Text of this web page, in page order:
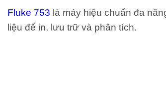
Fluke 753 là máy hiệu chuẩn đa
liệu để in, lưu trữ và phân tích.